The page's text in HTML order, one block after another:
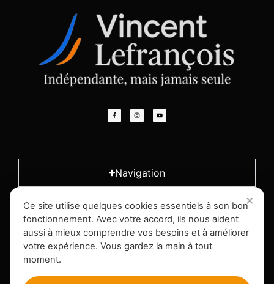
Navigation
L'entreprise
Infos légales
Ce site utilise quelques cookies essentiels à son bon
fonctionnement. Avec votre accord, ils nous aident
aussi à mieux comprendre vos besoins et à améliorer
votre expérience. Vous gardez la main à tout
moment.